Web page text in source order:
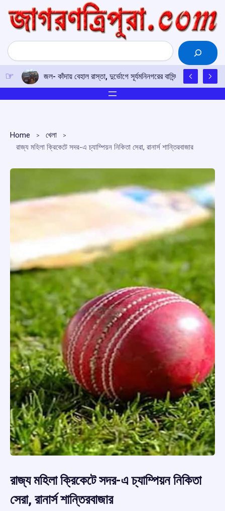
content
Search
জল- কাঁদায় বেহাল রাস্তা, দুর্ভোগে সূর্যমনিনগরের বাসিন্দারা
Home
খেলা
রাজ্য মহিলা ক্রিকেটে সদর-এ চ্যাম্পিয়ন নিকিতা সেরা, রানার্স শান্তিরবাজার
রাজ্য মহিলা ক্রিকেটে সদর-এ চ্যাম্পিয়ন নিকিতা
সেরা, রানার্স শান্তিরবাজার